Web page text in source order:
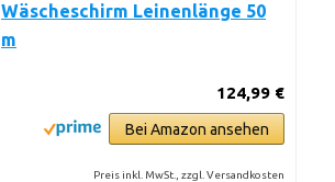
Wäscheschirm Leinenlänge 50
m
124,99 €
Bei Amazon ansehen
Preis inkl. MwSt., zzgl. Versandkosten